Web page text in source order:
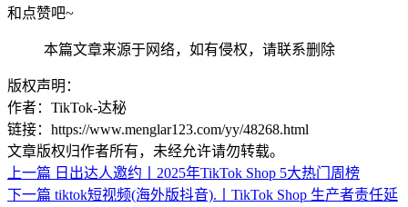
和点赞吧~
本篇文章来源于网络，如有侵权，请联系删除
版权声明：
作者：TikTok-达秘
链接：https://www.menglar123.com/yy/48268.html
文章版权归作者所有，未经允许请勿转载。
上一篇 日出达人邀约丨2025年TikTok Shop 5大热门周榜
下一篇 tiktok短视频(海外版抖音).丨TikTok Shop 生产者责任延